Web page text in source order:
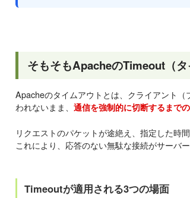
そもそもApacheのTimeout（
Apacheのタイムアウトとは、クライアント
われないまま、 通信を強制的に切断するまで
リクエストのパケットが途絶え、指定した時
これにより、応答のない無駄な接続がサーバ
Timeoutが適用される3つの場面